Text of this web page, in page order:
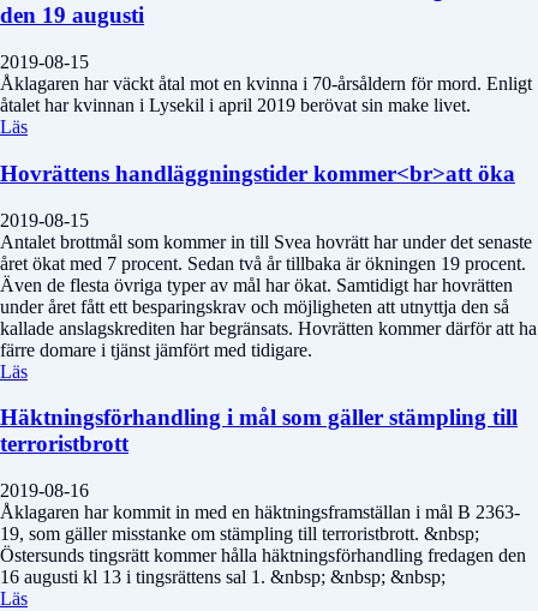
den 19 augusti
2019-08-15
Åklagaren har väckt åtal mot en kvinna i 70-årsåldern för mord. Enligt
åtalet har kvinnan i Lysekil i april 2019 berövat sin make livet.
Läs
Hovrättens handläggningstider kommer<br>att öka
2019-08-15
Antalet brottmål som kommer in till Svea hovrätt har under det senaste
året ökat med 7 procent. Sedan två år tillbaka är ökningen 19 procent.
Även de flesta övriga typer av mål har ökat. Samtidigt har hovrätten
under året fått ett besparingskrav och möjligheten att utnyttja den så
kallade anslagskrediten har begränsats. Hovrätten kommer därför att ha
färre domare i tjänst jämfört med tidigare.
Läs
Häktningsförhandling i mål som gäller stämpling till
terroristbrott
2019-08-16
Åklagaren har kommit in med en häktningsframställan i mål B 2363-
19, som gäller misstanke om stämpling till terroristbrott. &nbsp;
Östersunds tingsrätt kommer hålla häktningsförhandling fredagen den
16 augusti kl 13 i tingsrättens sal 1. &nbsp; &nbsp; &nbsp;
Läs